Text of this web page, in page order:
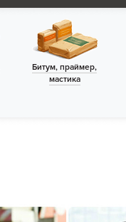
Битум, праймер,
мастика